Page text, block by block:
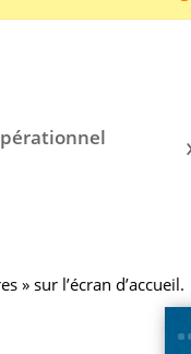
» sur l’écran d’accueil.